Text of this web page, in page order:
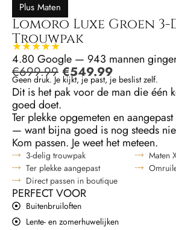
Plus Maten
Lomoro Luxe Groen
Trouwpak
★★★★★
4.80 Google — 943 mannen
€699.99 €549.99
Geen druk. Je kijkt, je past, je beslist zelf.
Dit is het pak voor de man die één
goed doet.
Ter plekke opgemeten en
— want bijna goed is nog steeds
Kom passen. Je weet het meteen.
3-delig trouwpak
Ter plekke aangepast
Direct passen in boutique
Maten
PERFECT VOOR
Buitenbruiloften
Lente- en zomerhuwelijken